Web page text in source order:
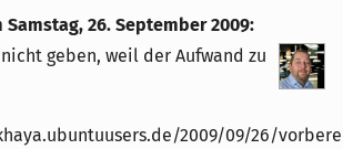
Samstag, 26. September 2009:
geben, weil der Aufwand zu
2009/09/26/